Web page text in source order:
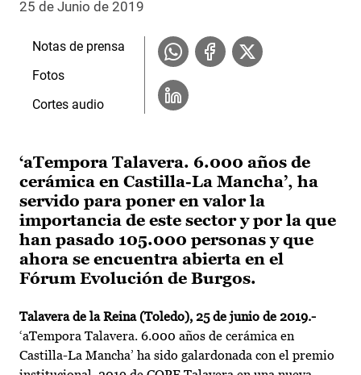
25 de Junio de 2019
‘aTempora Talavera. 6.000 años de
cerámica en Castilla-La Mancha’, ha
servido para poner en valor la
importancia de este sector y por la que
han pasado 105.000 personas y que
ahora se encuentra abierta en el
Fórum Evolución de Burgos.
Talavera de la Reina (Toledo), 25 de junio de 2019.-
‘aTempora Talavera. 6.000 años de cerámica en
Castilla-La Mancha’ ha sido galardonada con el premio
Notas de prensa
Fotos
Cortes audio